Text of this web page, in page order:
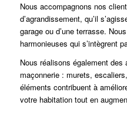
Nous accompagnons nos
d’agrandissement, qu’il
garage ou d’une terrasse.
harmonieuses qui s’intègrent
Nous réalisons également
maçonnerie : murets,
éléments contribuent à
votre habitation tout en